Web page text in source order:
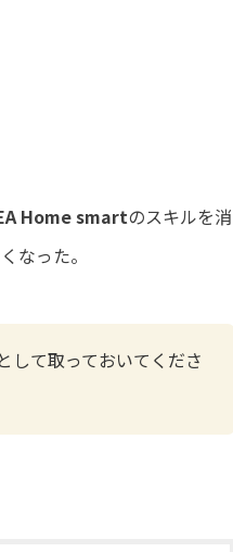
Home smartのスキルを消
なった。
して取っておいてくださ